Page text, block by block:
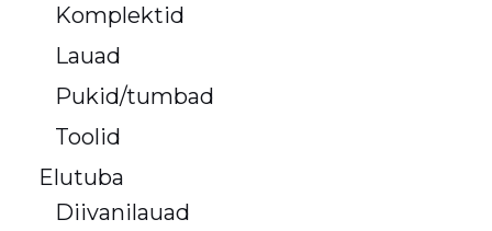
Komplektid
Lauad
Pukid/tumbad
Toolid
Elutuba
Diivanilauad